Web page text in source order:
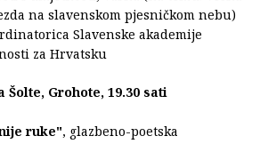
na slavenskom pjesničkom nebu)
Slavenske akademije
za Hrvatsku
Grohote, 19.30 sati
ruke", glazbeno-poetska